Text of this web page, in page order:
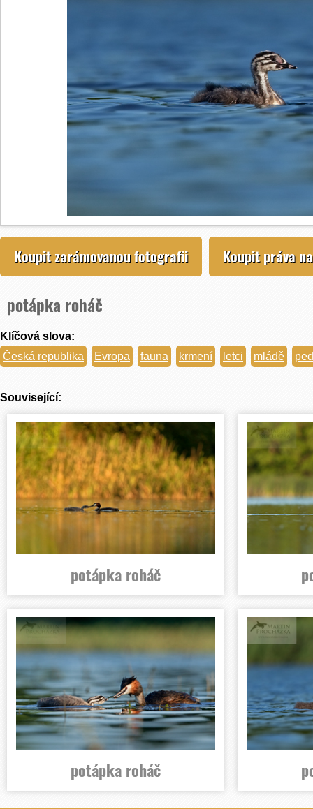
Koupit zarámovanou fotografii Koupit práva
potápka roháč
Klíčová slova:
Česká republika
Evropa fauna krmení letci mládě
Související:
potápka roháč
potápka roháč